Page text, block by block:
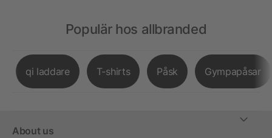
Populär hos allbranded
qi laddare T-shirts Påsk Gympapåsar
About us